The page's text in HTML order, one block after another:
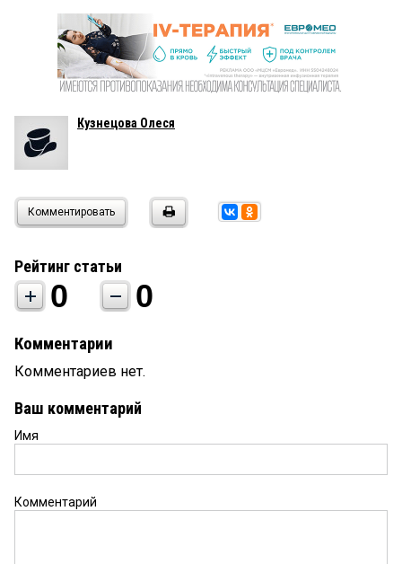
Кузнецова Олеся
Комментировать
Рейтинг статьи
0 0
Комментарии
Комментариев нет.
Ваш комментарий
Имя
Комментарий